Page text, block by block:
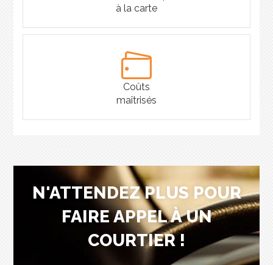
à la carte
Coûts
maîtrisés
N'ATTENDEZ PLUS POUR
FAIRE APPEL À UN
COURTIER !